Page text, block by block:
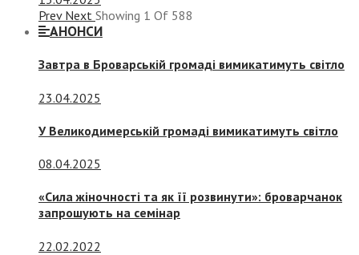
Prev Next Showing 1 Of 588
АНОНСИ
Завтра в Броварській громаді вимикатимуть світло
23.04.2025
У Великодимерській громаді вимикатимуть світло
08.04.2025
«Сила жіночності та як її розвинути»: броварчанок
запрошують на семінар
22.02.2022